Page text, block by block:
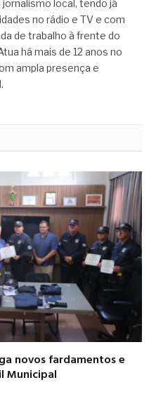
local, tendo já
no rádio e TV e com
de trabalho à frente do
há mais de 12 anos no
ampla presença e
novos fardamentos e
Municipal